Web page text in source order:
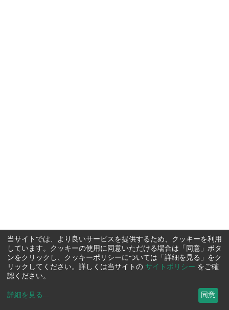
当サイトでは、より良いサービスを提供するため、クッキーを利用
しています。クッキーの使用に同意いただける場合は「同意」ボタ
ンをクリックし、クッキーポリシーについては「詳細を見る」をク
リックしてください。詳しくは当サイトの サイトポリシー をご確
認ください。
詳細を見る ... 同意